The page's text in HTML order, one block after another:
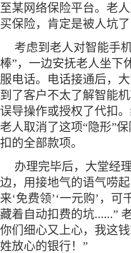
至某网络保险平台。老
买保险，肯定是被人坑了
考虑到老人对智能手
棒”，一边安抚老人坐下
服电话。电话接通后，
到了客户不太了解智能
误导操作或授权了代扣
老人取消了这项“隐形”
扣的全部款项。
办理完毕后，大堂经
边，用接地气的语气唠
来‘免费领’‘一元购’，
藏着自动扣费的坑......”
你们细心又上心，我这
姓放心的银行！”